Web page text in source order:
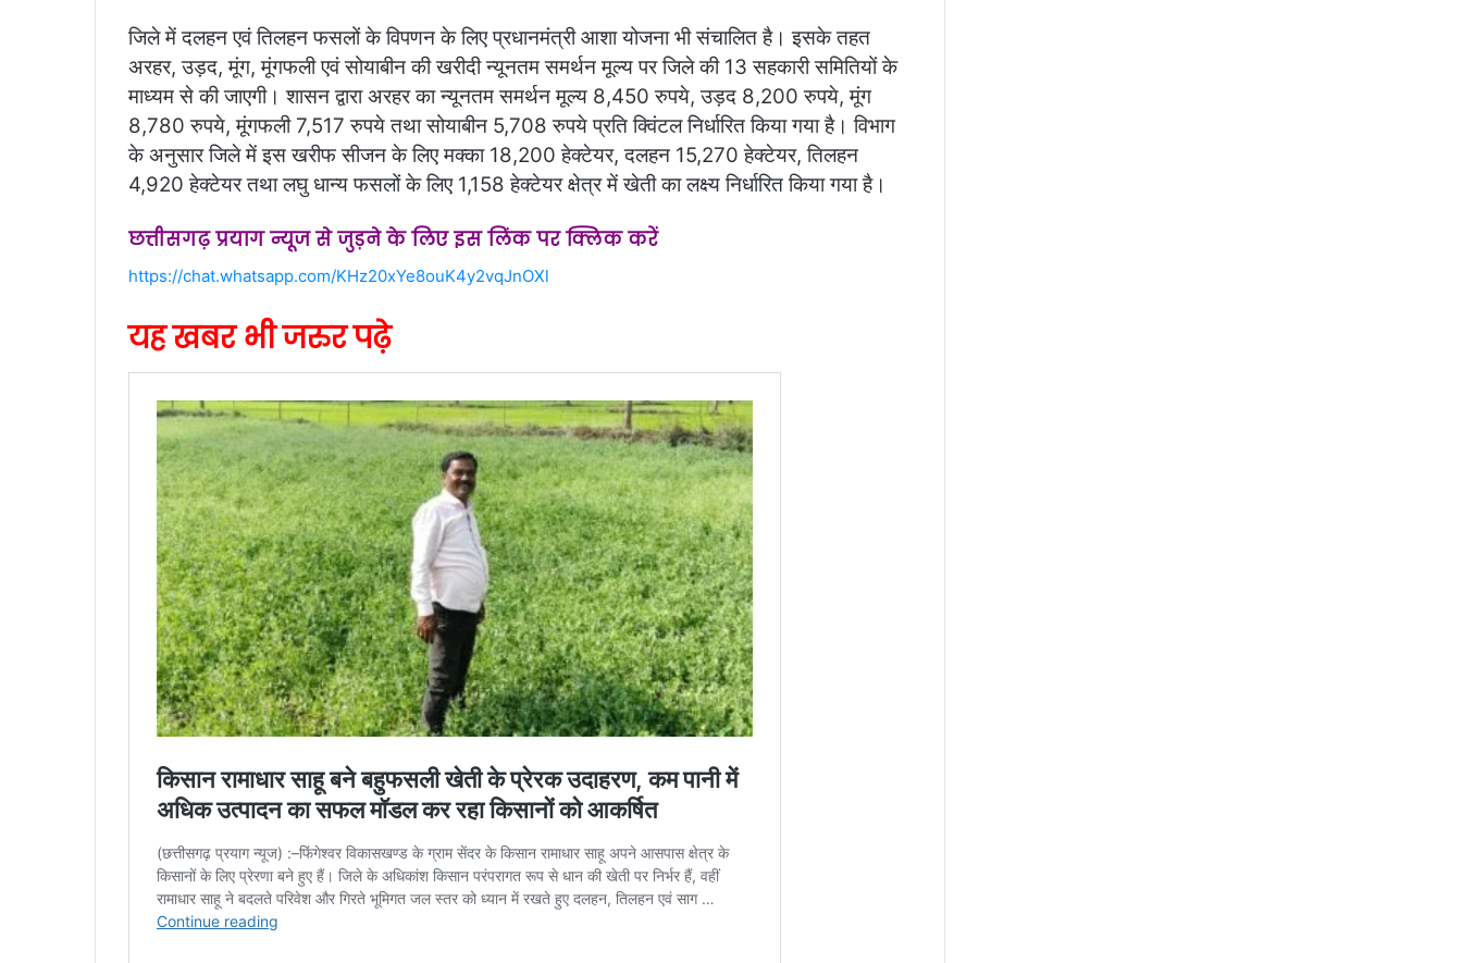
जिले में दलहन एवं तिलहन फसलों के विपणन के लिए प्रधानमंत्री आशा योजना भी संचालित है। इसके तहत
अरहर, उड़द, मूंग, मूंगफली एवं सोयाबीन की खरीदी न्यूनतम समर्थन मूल्य पर जिले की 13 सहकारी समितियों के
माध्यम से की जाएगी। शासन द्वारा अरहर का न्यूनतम समर्थन मूल्य 8,450 रुपये, उड़द 8,200 रुपये, मूंग
8,780 रुपये, मूंगफली 7,517 रुपये तथा सोयाबीन 5,708 रुपये प्रति क्विंटल निर्धारित किया गया है। विभाग
के अनुसार जिले में इस खरीफ सीजन के लिए मक्का 18,200 हेक्टेयर, दलहन 15,270 हेक्टेयर, तिलहन
4,920 हेक्टेयर तथा लघु धान्य फसलों के लिए 1,158 हेक्टेयर क्षेत्र में खेती का लक्ष्य निर्धारित किया गया है।
छत्तीसगढ़ प्रयाग न्यूज से जुड़ने के लिए इस लिंक पर क्लिक करें
https://chat.whatsapp.com/KHz20xYe8ouK4y2vqJnOXl
यह खबर भी जरुर पढ़े